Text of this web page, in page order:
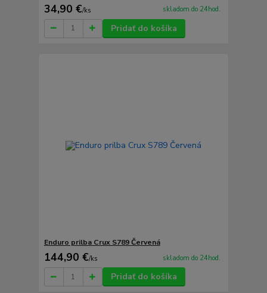
34,90 €/ks skladom do 24hod.
Pridať do košíka
Enduro prilba Crux S789 Červená
144,90 €/ks skladom do 24hod.
Pridať do košíka